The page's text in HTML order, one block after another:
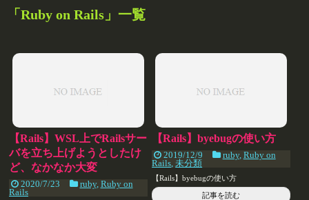
「 Ruby on Rails 」 一覧
【Rails】WSL上でRailsサー
バを立ち上げようとしたけ
ど、なかなか大変
2020/7/23 ruby, Ruby on
Rails
【Rails】byebugの使い方
2019/12/9 ruby, Ruby on
Rails ,未分類
【Rails】byebugの使い方
記事を読む